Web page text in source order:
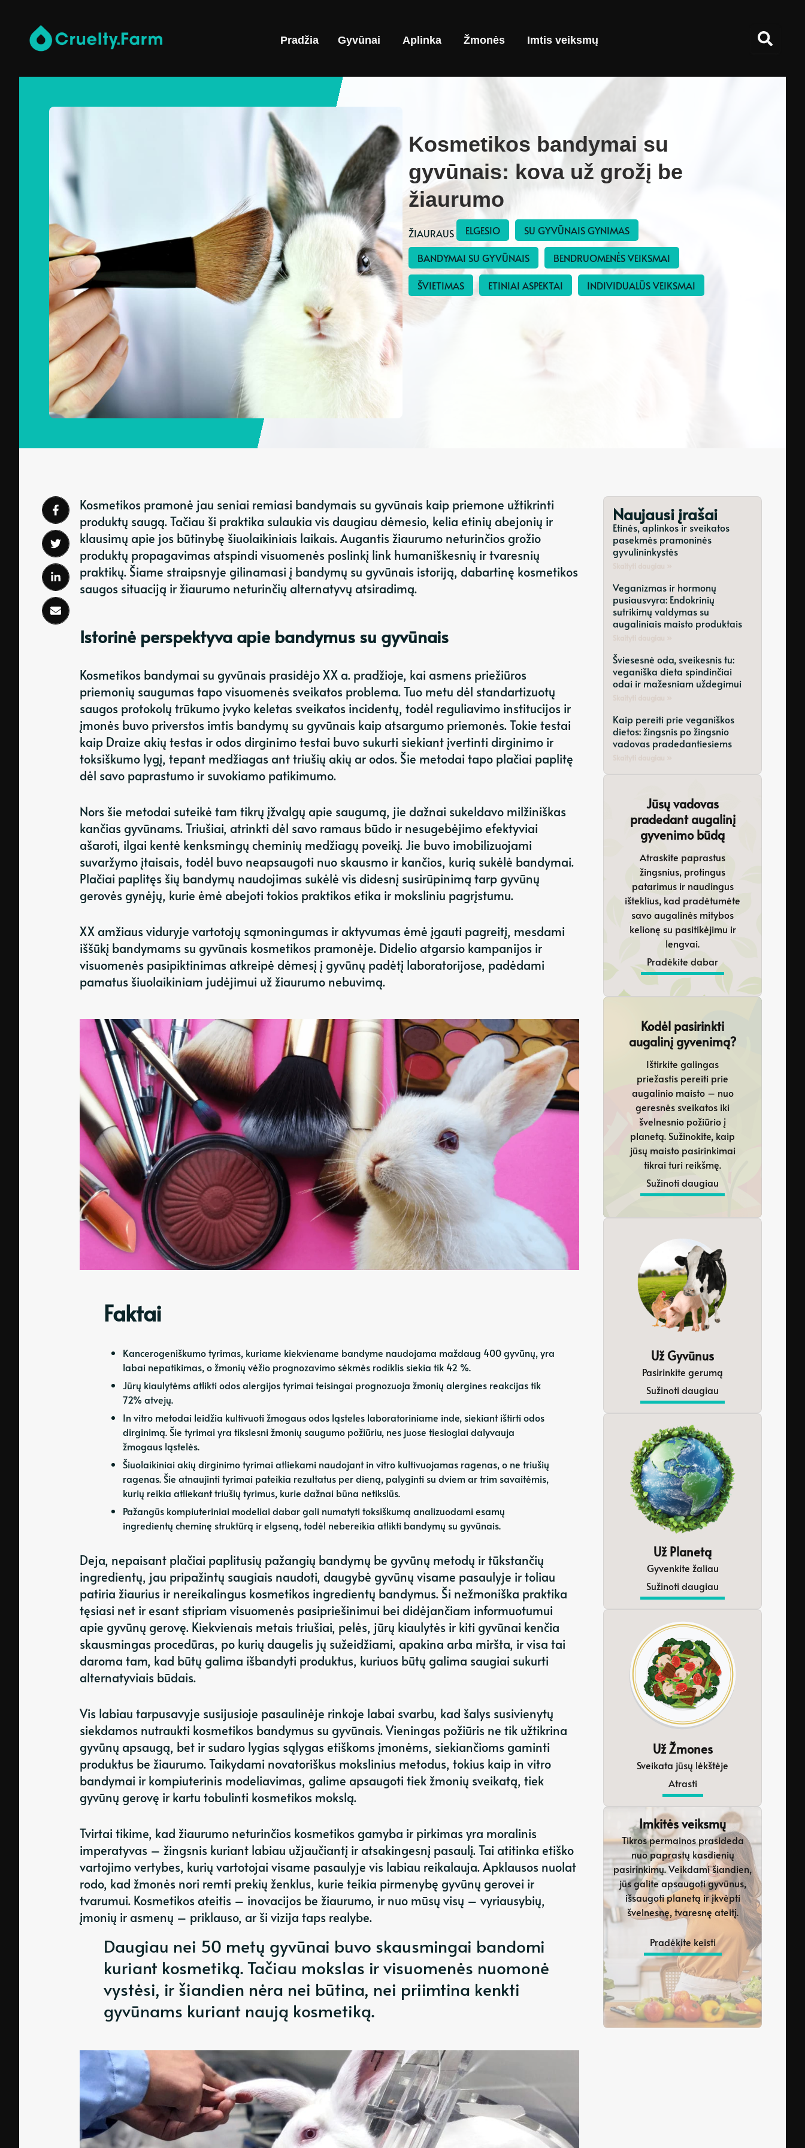
Pradžia Gyvūnai Aplinka Žmonės Imtis veiksmų
Kosmetikos bandymai su
gyvūnais: kova už grožį be
žiaurumo
ŽIAURAUS ELGESIO SU GYVŪNAIS GYNIMAS
BANDYMAI SU GYVŪNAIS BENDRUOMENĖS VEIKSMAI
ŠVIETIMAS ETINIAI ASPEKTAI INDIVIDUALŪS VEIKSMAI
Kosmetikos pramonė jau seniai remiasi bandymais su gyvūnais kaip priemone užtikrinti
produktų saugą. Tačiau ši praktika sulaukia vis daugiau dėmesio, kelia etinių abejonių ir
klausimų apie jos būtinybę šiuolaikiniais laikais. Augantis žiaurumo neturinčios grožio
produktų propagavimas atspindi visuomenės poslinkį link humaniškesnių ir tvaresnių
praktikų. Šiame straipsnyje gilinamasi į bandymų su gyvūnais istoriją, dabartinę kosmetikos
saugos situaciją ir žiaurumo neturinčių alternatyvų atsiradimą.
Istorinė perspektyva apie bandymus su gyvūnais
Kosmetikos bandymai su gyvūnais prasidėjo XX a. pradžioje, kai asmens priežiūros
priemonių saugumas tapo visuomenės sveikatos problema. Tuo metu dėl standartizuotų
saugos protokolų trūkumo įvyko keletas sveikatos incidentų, todėl reguliavimo institucijos ir
įmonės buvo priverstos imtis bandymų su gyvūnais kaip atsargumo priemonės. Tokie testai
kaip Draize akių testas ir odos dirginimo testai buvo sukurti siekiant įvertinti dirginimo ir
toksiškumo lygį, tepant medžiagas ant triušių akių ar odos. Šie metodai tapo plačiai paplitę
dėl savo paprastumo ir suvokiamo patikimumo.
Nors šie metodai suteikė tam tikrų įžvalgų apie saugumą, jie dažnai sukeldavo milžiniškas
kančias gyvūnams. Triušiai, atrinkti dėl savo ramaus būdo ir nesugebėjimo efektyviai
ašaroti, ilgai kentė kenksmingų cheminių medžiagų poveikį. Jie buvo imobilizuojami
suvaržymo įtaisais, todėl buvo neapsaugoti nuo skausmo ir kančios, kurią sukėlė bandymai.
Plačiai paplitęs šių bandymų naudojimas sukėlė vis didesnį susirūpinimą tarp gyvūnų
gerovės gynėjų, kurie ėmė abejoti tokios praktikos etika ir moksliniu pagrįstumu.
XX amžiaus viduryje vartotojų sąmoningumas ir aktyvumas ėmė įgauti pagreitį, mesdami
iššūkį bandymams su gyvūnais kosmetikos pramonėje. Didelio atgarsio kampanijos ir
visuomenės pasipiktinimas atkreipė dėmesį į gyvūnų padėtį laboratorijose, padėdami
pamatus šiuolaikiniam judėjimui už žiaurumo nebuvimą.
Faktai
Kancerogeniškumo tyrimas, kuriame kiekviename bandyme naudojama maždaug 400 gyvūnų, yra
labai nepatikimas, o žmonių vėžio prognozavimo sėkmės rodiklis siekia tik 42 %.
Jūrų kiaulytėms atlikti odos alergijos tyrimai teisingai prognozuoja žmonių alergines reakcijas tik
72% atvejų.
In vitro metodai leidžia kultivuoti žmogaus odos ląsteles laboratoriniame inde, siekiant ištirti odos
dirginimą. Šie tyrimai yra tikslesni žmonių saugumo požiūriu, nes juose tiesiogiai dalyvauja
žmogaus ląstelės.
Šiuolaikiniai akių dirginimo tyrimai atliekami naudojant in vitro kultivuojamas ragenas, o ne triušių
ragenas. Šie atnaujinti tyrimai pateikia rezultatus per dieną, palyginti su dviem ar trim savaitėmis,
kurių reikia atliekant triušių tyrimus, kurie dažnai būna netikslūs.
Pažangūs kompiuteriniai modeliai dabar gali numatyti toksiškumą analizuodami esamų
ingredientų cheminę struktūrą ir elgseną, todėl nebereikia atlikti bandymų su gyvūnais.
Deja, nepaisant plačiai paplitusių pažangių bandymų be gyvūnų metodų ir tūkstančių
ingredientų, jau pripažintų saugiais naudoti, daugybė gyvūnų visame pasaulyje ir toliau
patiria žiaurius ir nereikalingus kosmetikos ingredientų bandymus. Ši nežmoniška praktika
tęsiasi net ir esant stipriam visuomenės pasipriešinimui bei didėjančiam informuotumui
apie gyvūnų gerovę. Kiekvienais metais triušiai, pelės, jūrų kiaulytės ir kiti gyvūnai kenčia
skausmingas procedūras, po kurių daugelis jų sužeidžiami, apakina arba miršta, ir visa tai
daroma tam, kad būtų galima išbandyti produktus, kuriuos būtų galima saugiai sukurti
alternatyviais būdais.
Vis labiau tarpusavyje susijusioje pasaulinėje rinkoje labai svarbu, kad šalys susivienytų
siekdamos nutraukti kosmetikos bandymus su gyvūnais. Vieningas požiūris ne tik užtikrina
gyvūnų apsaugą, bet ir sudaro lygias sąlygas etiškoms įmonėms, siekiančioms gaminti
produktus be žiaurumo. Taikydami novatoriškus mokslinius metodus, tokius kaip in vitro
bandymai ir kompiuterinis modeliavimas, galime apsaugoti tiek žmonių sveikatą, tiek
gyvūnų gerovę ir kartu tobulinti kosmetikos mokslą.
Tvirtai tikime, kad žiaurumo neturinčios kosmetikos gamyba ir pirkimas yra moralinis
imperatyvas – žingsnis kuriant labiau užjaučiantį ir atsakingesnį pasaulį. Tai atitinka etiško
vartojimo vertybes, kurių vartotojai visame pasaulyje vis labiau reikalauja. Apklausos nuolat
rodo, kad žmonės nori remti prekių ženklus, kurie teikia pirmenybę gyvūnų gerovei ir
tvarumui. Kosmetikos ateitis – inovacijos be žiaurumo, ir nuo mūsų visų – vyriausybių,
įmonių ir asmenų – priklauso, ar ši vizija taps realybe.
Daugiau nei 50 metų gyvūnai buvo skausmingai bandomi
kuriant kosmetiką. Tačiau mokslas ir visuomenės nuomonė
vystėsi, ir šiandien nėra nei būtina, nei priimtina kenkti
gyvūnams kuriant naują kosmetiką.
Naujausi įrašai
Etinės, aplinkos ir sveikatos
pasekmės pramoninės
gyvulininkystės
Veganizmas ir hormonų
pusiausvyra: Endokrinių
sutrikimų valdymas su
augaliniais maisto produktais
Šviesesnė oda, sveikesnis tu:
veganiška dieta spindinčiai
odai ir mažesniam uždegimui
Kaip pereiti prie veganiškos
dietos: žingsnis po žingsnio
vadovas pradedantiesiems
Jūsų vadovas
pradedant augalinį
gyvenimo būdą
Atraskite paprastus
žingsnius, protingus
patarimus ir naudingus
išteklius, kad pradėtumėte
savo augalinės mitybos
kelionę su pasitikėjimu ir
lengvai.
Pradėkite dabar
Kodėl pasirinkti
augalinį gyvenimą?
Ištirkite galingas
priežastis pereiti prie
augalinio maisto – nuo
geresnės sveikatos iki
švelnesnio požiūrio į
planetą. Sužinokite, kaip
jūsų maisto pasirinkimai
tikrai turi reikšmę.
Sužinoti daugiau
Už Gyvūnus
Pasirinkite gerumą
Sužinoti daugiau
Už Planetą
Gyvenkite žaliau
Sužinoti daugiau
Už Žmones
Sveikata jūsų lėkštėje
Atrasti
Imkitės veiksmų
Tikros permainos prasideda
nuo paprastų kasdienių
pasirinkimų. Veikdami šiandien,
jūs galite apsaugoti gyvūnus,
išsaugoti planetą ir įkvėpti
švelnesnę, tvaresnę ateitį.
Pradėkite keisti